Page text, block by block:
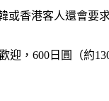
或香港客人還會要
，600日圓（約